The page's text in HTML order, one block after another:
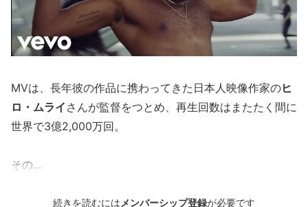
MVは、長年彼の作品に携わってきた日本人映像作家のヒ
ロ・ムライ さんが監督をつとめ、再生回数はまたたく間に
世界で3億2,000万回。
その...
続きを読むには メンバーシップ登録が必要です